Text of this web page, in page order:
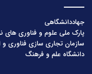
جهاددانشگاهی
پارک ملی علوم و فناوری های
سازمان تجاری سازی فناوری و
دانشگاه علم و فرهنگ